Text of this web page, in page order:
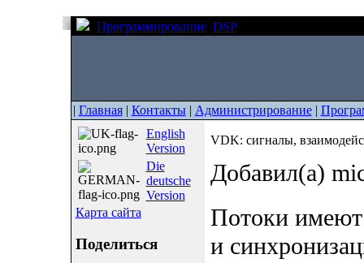
Программирование DSP
| Главная| Контакты| Администрирование|
English
Version
Die
deutsche
Version
Карта сайта
Поделиться
VDK: сигналы,
Добавил(а)
Потоки
и